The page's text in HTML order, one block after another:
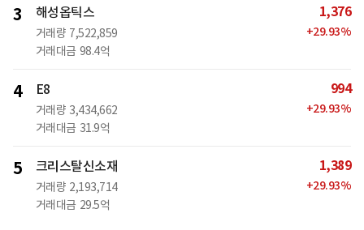
3 해성옵틱스
거래량 7,522,859
거래대금 98.4억
1,376
+29.93%
4 E8
거래량 3,434,662
거래대금 31.9억
994
+29.93%
5 크리스탈신소재
거래량 2,193,714
거래대금 29.5억
1,389
+29.93%